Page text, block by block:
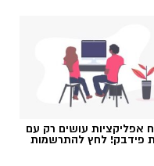
אפליקציות עושים רק עם
פידבק! לחץ להתרשמות